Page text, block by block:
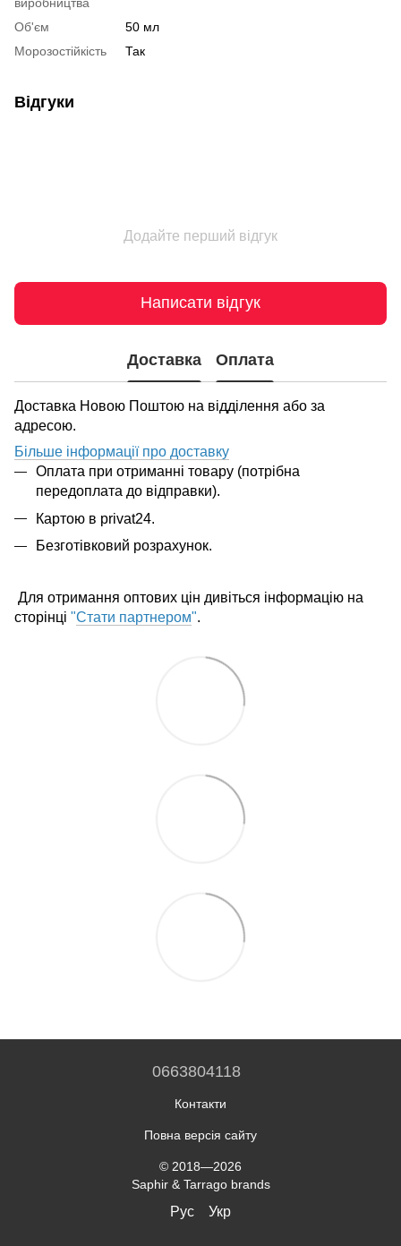
Об'єм
50 мл
Морозостійкість
Так
Відгуки
Додайте перший відгук
Написати відгук
Доставка Оплата
Доставка Новою Поштою на відділення або за
адресою.
Більше інформації про доставку
Оплата при отриманні товару (потрібна
передоплата до відправки).
Картою в privat24.
Безготівковий розрахунок.
Для отримання оптових цін дивіться інформацію на
сторінці "Стати партнером".
0663804118
Контакти
Повна версія сайту
© 2018—2026
Saphir & Tarrago brands
Рус Укр